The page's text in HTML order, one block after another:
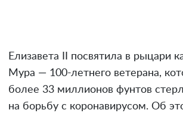
Елизавета II посвятила в рыцари
Мура — 100-летнего ветерана,
более 33 миллионов фунтов
на борьбу с коронавирусом. Об